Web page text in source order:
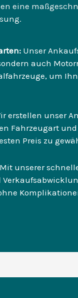
eine
Unser
auch
um
erstellen unser
Fahrzeugart
Preis zu
Mit unserer